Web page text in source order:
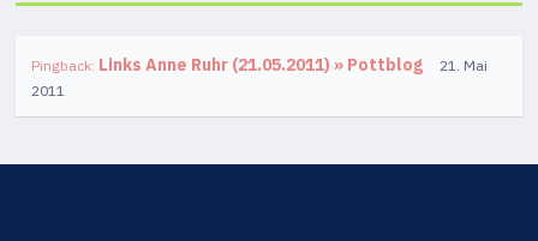
Pingback: Links Anne Ruhr (21.05.2011) » Pottblog
21. Mai
2011